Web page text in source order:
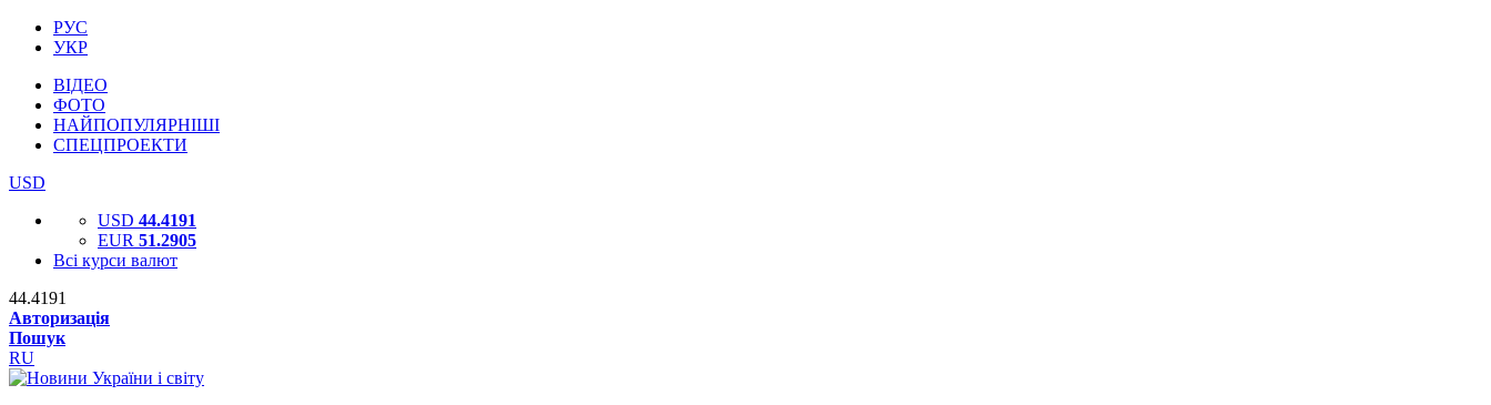
РУС
УКР
ВІДЕО
ФОТО
НАЙПОПУЛЯРНІШІ
СПЕЦПРОЕКТИ
USD
USD 44.4191
EUR 51.2905
Всі курси валют
44.4191
Авторизація
Пошук
RU